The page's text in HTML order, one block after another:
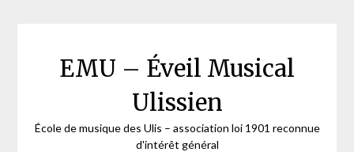
EMU – Éveil Musical
Ulissien
École de musique des Ulis – association loi 1901 reconnue
d'intérêt général